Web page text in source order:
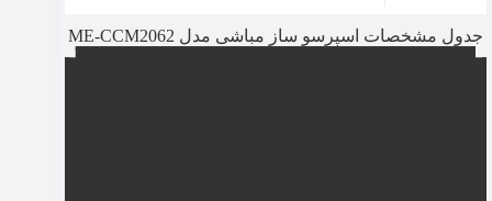
جدول مشخصات اسپرسو ساز مباشی مدل ME-CCM2062